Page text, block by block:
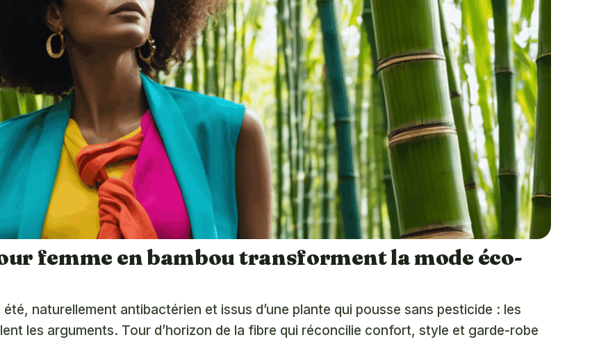
femme en bambou transforment la mode éco-
naturellement antibactérien et issus d’une plante qui pousse sans pesticide : les
les arguments. Tour d’horizon de la fibre qui réconcilie confort, style et garde-robe